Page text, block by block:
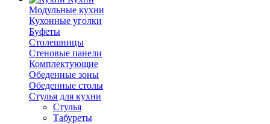
Модульные кухни
Кухонные уголки
Буфеты
Столешницы
Стеновые панели
Комплектующие
Обеденные зоны
Обеденные столы
Стулья для кухни
Cтулья
Табуреты